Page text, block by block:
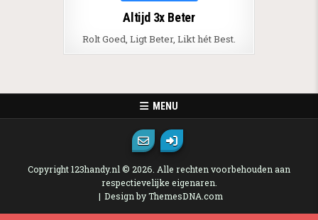
Altijd 3x Beter
Rolt Goed, Ligt Beter, Likt hét Best.
MENU
Copyright 123handy.nl © 2026. Alle rechten voorbehouden aan
respectievelijke eigenaren.
Design by ThemesDNA.com